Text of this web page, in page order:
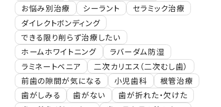
お悩み別治療
シーラント
セラミック治療
ダイレクトボンディング
できる限り削らず治療したい
ホームホワイトニング
ラバーダム防湿
ラミネートベニア
二次カリエス（二次むし歯）
前歯の隙間が気になる
小児歯科
根管治療
歯がしみる
歯がない
歯が折れた・欠けた